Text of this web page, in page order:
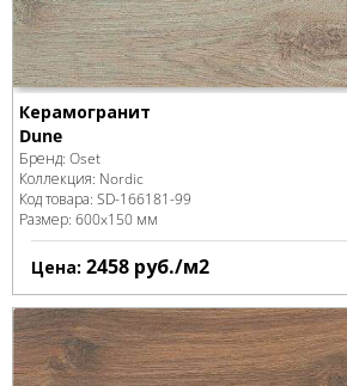
Керамогранит
Dune
Бренд: Oset
Коллекция: Nordic
Код товара: SD-166181-99
Размер: 600x150 мм
Цена: 2458 руб./м2